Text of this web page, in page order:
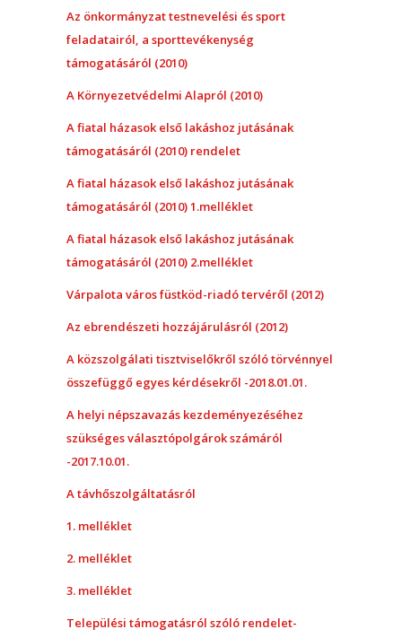
Az önkormányzat testnevelési és sport
feladatairól, a sporttevékenység
támogatásáról (2010)
A Környezetvédelmi Alapról (2010)
A fiatal házasok első lakáshoz jutásának
támogatásáról (2010) rendelet
A fiatal házasok első lakáshoz jutásának
támogatásáról (2010) 1.melléklet
A fiatal házasok első lakáshoz jutásának
támogatásáról (2010) 2.melléklet
Várpalota város füstköd-riadó tervéről (2012)
Az ebrendészeti hozzájárulásról (2012)
A közszolgálati tisztviselőkről szóló törvénnyel
összefüggő egyes kérdésekről -2018.01.01.
A helyi népszavazás kezdeményezéséhez
szükséges választópolgárok számáról
-2017.10.01.
A távhőszolgáltatásról
1. melléklet
2. melléklet
3. melléklet
Települési támogatásról szóló rendelet-